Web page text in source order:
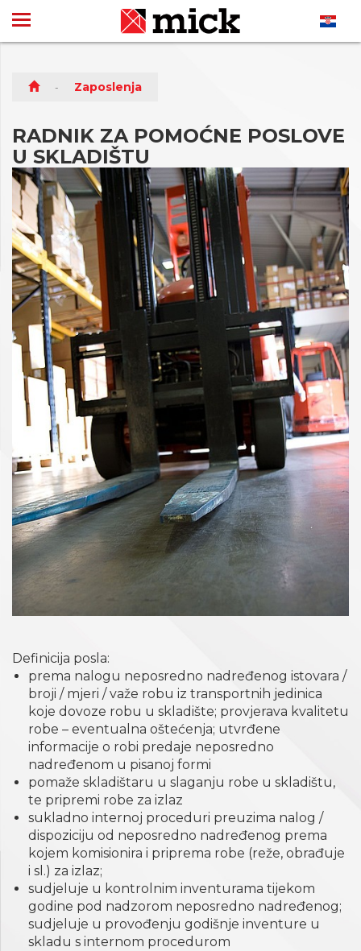
Zaposlenja
RADNIK ZA POMOĆNE POSLOVE
U SKLADIŠTU
Definicija posla:
prema nalogu neposredno nadređenog istovara /
broji / mjeri / važe robu iz transportnih jedinica
koje dovoze robu u skladište; provjerava kvalitetu
robe – eventualna oštećenja; utvrđene
informacije o robi predaje neposredno
nadređenom u pisanoj formi
pomaže skladištaru u slaganju robe u skladištu,
te pripremi robe za izlaz
sukladno internoj proceduri preuzima nalog /
dispoziciju od neposredno nadređenog prema
kojem komisionira i priprema robe (reže, obrađuje
i sl.) za izlaz;
sudjeluje u kontrolnim inventurama tijekom
godine pod nadzorom neposredno nadređenog;
sudjeluje u provođenju godišnje inventure u
skladu s internom procedurom